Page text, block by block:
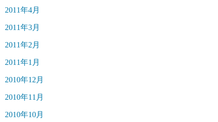
2011年4月
2011年3月
2011年2月
2011年1月
2010年12月
2010年11月
2010年10月